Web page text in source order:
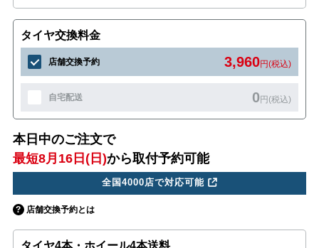
タイヤ交換料金
店舗交換予約 3,960円(税込)
自宅配送 0円(税込)
本日中のご注文で
最短8月16日(日)から取付予約可能
全国4000店で対応可能
店舗交換予約とは
タイヤ4本・ホイール4本送料